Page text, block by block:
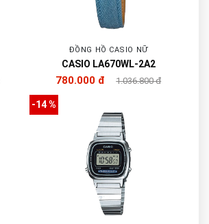
ĐỒNG HỒ CASIO NỮ
CASIO LA670WL-2A2
780.000 đ 1.036.800 đ
-14 %